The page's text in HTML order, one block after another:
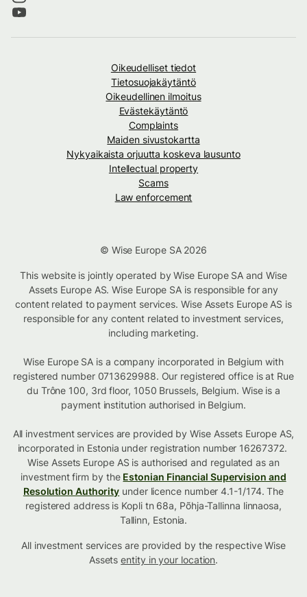
Oikeudelliset tiedot
Tietosuojakäytäntö
Oikeudellinen ilmoitus
Evästekäytäntö
Complaints
Maiden sivustokartta
Nykyaikaista orjuutta koskeva lausunto
Intellectual property
Scams
Law enforcement
© Wise Europe SA 2026
This website is jointly operated by Wise Europe SA and Wise
Assets Europe AS. Wise Europe SA is responsible for any
content related to payment services. Wise Assets Europe AS is
responsible for any content related to investment services,
including marketing.
Wise Europe SA is a company incorporated in Belgium with
registered number 0713629988. Our registered office is at Rue
du Trône 100, 3rd floor, 1050 Brussels, Belgium. Wise is a
payment institution authorised in Belgium.
All investment services are provided by Wise Assets Europe AS,
incorporated in Estonia under registration number 16267372.
Wise Assets Europe AS is authorised and regulated as an
investment firm by the Estonian Financial Supervision and
Resolution Authority under licence number 4.1-1/174. The
registered address is Kopli tn 68a, Põhja-Tallinna linnaosa,
Tallinn, Estonia.
All investment services are provided by the respective Wise
Assetsentity in your location.